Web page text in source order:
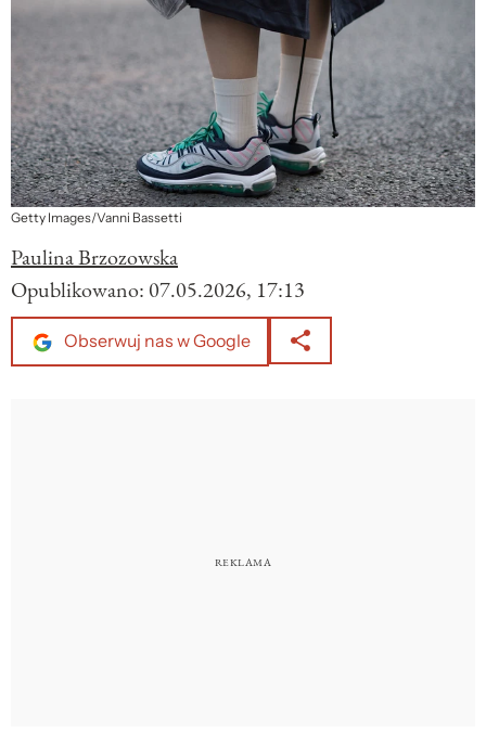
Getty Images/Vanni Bassetti
Paulina Brzozowska
Opublikowano: 07.05.2026, 17:13
Obserwuj nas w Google